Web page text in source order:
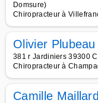
Domsure)
Chiropracteur à
Olivier Plubeau
381 r Jardiniers 39300
Chiropracteur à
Camille Maillard